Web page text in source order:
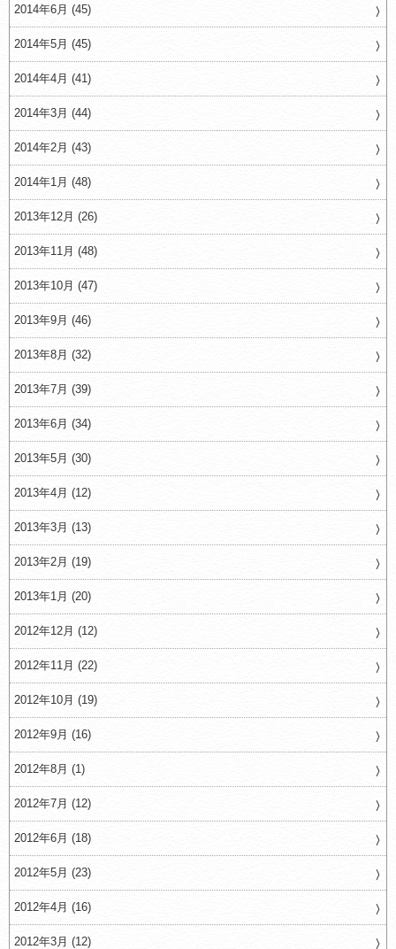
2014年6月 (45)
2014年5月 (45)
2014年4月 (41)
2014年3月 (44)
2014年2月 (43)
2014年1月 (48)
2013年12月 (26)
2013年11月 (48)
2013年10月 (47)
2013年9月 (46)
2013年8月 (32)
2013年7月 (39)
2013年6月 (34)
2013年5月 (30)
2013年4月 (12)
2013年3月 (13)
2013年2月 (19)
2013年1月 (20)
2012年12月 (12)
2012年11月 (22)
2012年10月 (19)
2012年9月 (16)
2012年8月 (1)
2012年7月 (12)
2012年6月 (18)
2012年5月 (23)
2012年4月 (16)
2012年3月 (12)